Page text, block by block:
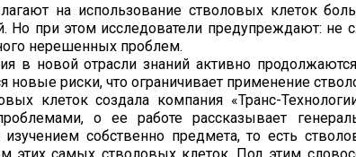
на использование стволовых клеток
Но при этом исследователи предупреждают:
нерешенных проблем.
в новой отрасли знаний активно
новые риски, что ограничивает применение
клеток создала компания «Транс-
о ее работе рассказывает
изучением собственно предмета, то есть